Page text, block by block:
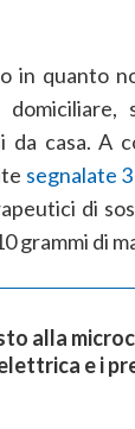
in quanto
da casa. A
segnalate
di
grammi di
alla
e i